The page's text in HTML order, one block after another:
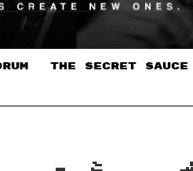
THE SECRET SAUCE​